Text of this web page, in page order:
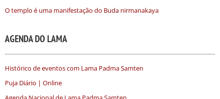
O templo é uma manifestação do Buda nirmanakaya
AGENDA DO LAMA
Histórico de eventos com Lama Padma Samten
Puja Diário | Online